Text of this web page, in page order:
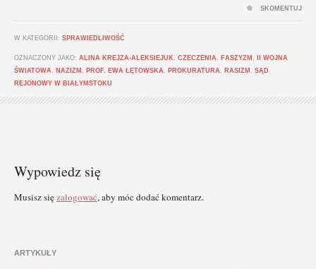
W KATEGORII: SPRAWIEDLIWOŚĆ
OZNACZONY JAKO: ALINA KREJZA-ALEKSIEJUK CZECZENIA FASZYZM
II WOJNA
ŚWIATOWA
NAZIZM PROF. EWA ŁĘTOWSKA PROKURATURA RASIZM
SĄD
REJONOWY W BIAŁYMSTOKU
SKOMENTUJ
Wypowiedz się
Musisz sięzalogować, aby móc dodać komentarz.
ARTYKUŁY